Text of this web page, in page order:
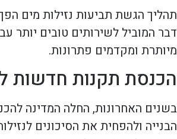
תהליך הגשת תביעות נזילות מים
דבר המוביל לשירותים טובים יותר
מיותרת ומקדמים פתרונות.
הכנסת תקנות חדשות
בשנים האחרונות, החלה המדינה
הבנייה ולהפחית את הסיכונים